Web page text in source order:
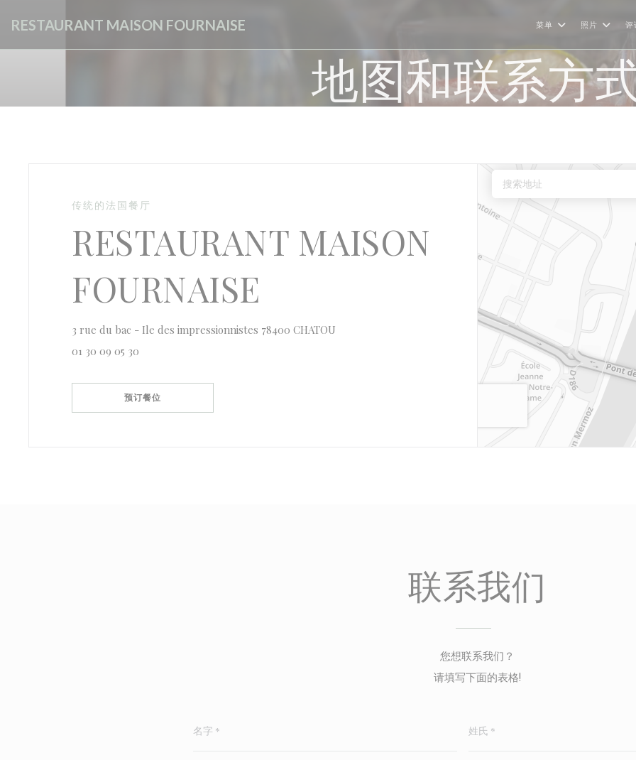
RESTAURANT MAISON FOURNAISE 菜单 照片 评
地图和联系方
传统的法国餐厅
RESTAURANT MAISON
FOURNAISE
3 rue du bac - Ile des impressionnistes 78400 CHATOU
01 30 09 05 30
预订餐位
联系我们
您想联系我们？
请填写下面的表格!